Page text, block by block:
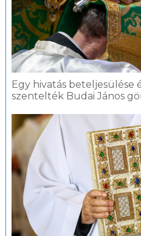
Egy hivatás beteljesülése
szentelték Budai János